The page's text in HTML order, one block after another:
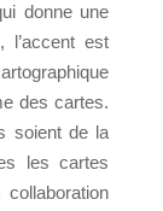
donne une
l’accent est
des cartes.
soient de la
les cartes